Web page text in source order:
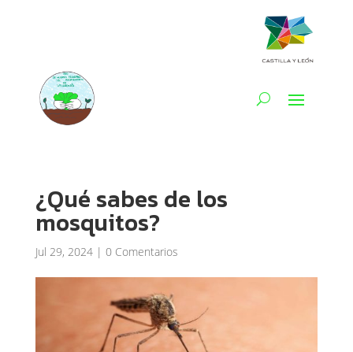
¿Qué sabes de los
mosquitos?
Jul 29, 2024| 0 Comentarios